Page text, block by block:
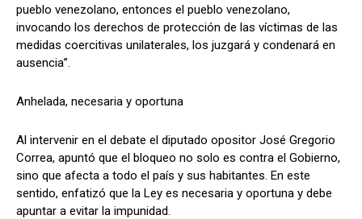
pueblo venezolano, entonces el pueblo venezolano,
invocando los derechos de protección de las víctimas de las
medidas coercitivas unilaterales, los juzgará y condenará en
ausencia”.
Anhelada, necesaria y oportuna
Al intervenir en el debate el diputado opositor José Gregorio
Correa, apuntó que el bloqueo no solo es contra el Gobierno,
sino que afecta a todo el país y sus habitantes. En este
sentido, enfatizó que la Ley es necesaria y oportuna y debe
apuntar a evitar la impunidad.